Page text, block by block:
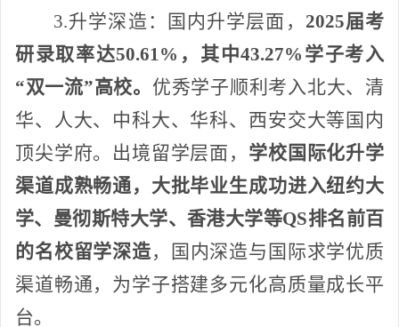
3.升学深造：
国内升学层面， 2025届考
研录取率达50.61%，其中43.27%学子考入
“双一流”高校。 优秀学子顺利考入北大、清
华、人大、中科大、华科、西安交大等国内
顶尖学府。出境留学层面， 学校国际化升学
渠道成熟畅通，大批毕业生成功进入纽约大
学、曼彻斯特大学、香港大学等QS排名前百
的名校留学深造，国内深造与国际求学优质
渠道畅通，为学子搭建多元化高质量成长平
台。